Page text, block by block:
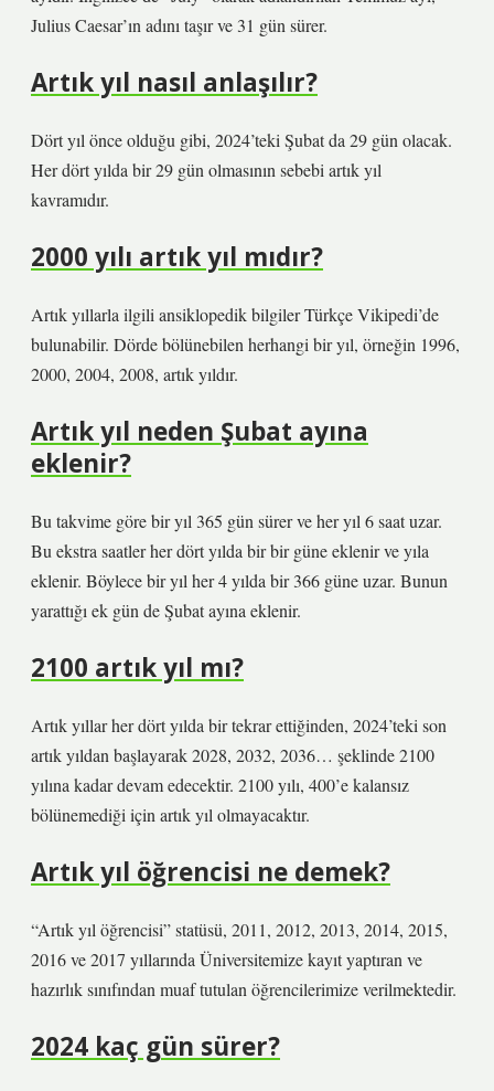
Julius Caesar’ın adını taşır ve 31 gün sürer.
Artık yıl nasıl anlaşılır?
Dört yıl önce olduğu gibi, 2024’teki Şubat da 29 gün olacak.
Her dört yılda bir 29 gün olmasının sebebi artık yıl
kavramıdır.
2000 yılı artık yıl mıdır?
Artık yıllarla ilgili ansiklopedik bilgiler Türkçe Vikipedi’de
bulunabilir. Dörde bölünebilen herhangi bir yıl, örneğin 1996,
2000, 2004, 2008, artık yıldır.
Artık yıl neden Şubat ayına
eklenir?
Bu takvime göre bir yıl 365 gün sürer ve her yıl 6 saat uzar.
Bu ekstra saatler her dört yılda bir bir güne eklenir ve yıla
eklenir. Böylece bir yıl her 4 yılda bir 366 güne uzar. Bunun
yarattığı ek gün de Şubat ayına eklenir.
2100 artık yıl mı?
Artık yıllar her dört yılda bir tekrar ettiğinden, 2024’teki son
artık yıldan başlayarak 2028, 2032, 2036… şeklinde 2100
yılına kadar devam edecektir. 2100 yılı, 400’e kalansız
bölünemediği için artık yıl olmayacaktır.
Artık yıl öğrencisi ne demek?
“Artık yıl öğrencisi” statüsü, 2011, 2012, 2013, 2014, 2015,
2016 ve 2017 yıllarında Üniversitemize kayıt yaptıran ve
hazırlık sınıfından muaf tutulan öğrencilerimize verilmektedir.
2024 kaç gün sürer?